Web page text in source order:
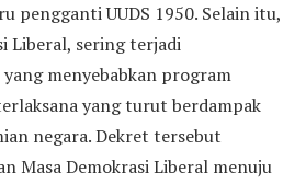
pengganti UUDS 1950. Selain itu,
Liberal, sering terjadi
menyebabkan program
yang turut berdampak
negara. Dekret tersebut
Masa Demokrasi Liberal menuju